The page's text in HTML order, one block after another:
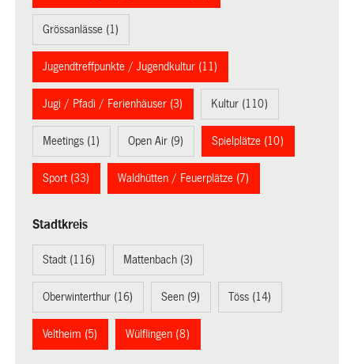
Grössanlässe (1)
Jugendtreffpunkte / Jugendkultur (11)
Jugi / Pfadi / Ferienhäuser (3) Kultur (110)
Meetings (1) Open Air (9) Spielplätze (10)
Sport (33) Waldhütten / Feuerplätze (7)
Stadtkreis
Stadt (116) Mattenbach (3)
Oberwinterthur (16) Seen (9) Töss (14)
Veltheim (5) Wülflingen (8)